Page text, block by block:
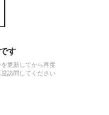
す
更新してから再度
訪問してください